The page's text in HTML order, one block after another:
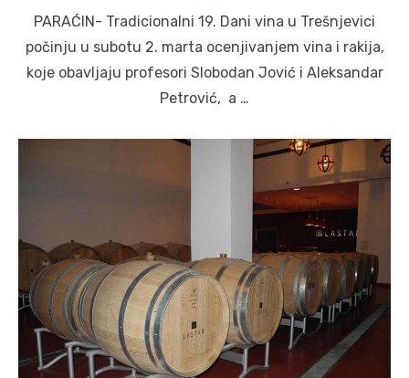
PARAĆIN- Tradicionalni 19. Dani vina u Trešnjevici
počinju u subotu 2. marta ocenjivanjem vina i rakija,
koje obavljaju profesori Slobodan Jović i Aleksandar
Petrović, a …